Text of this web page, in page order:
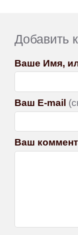
Добавить
Ваше Имя,
Ваш E-mail
Ваш